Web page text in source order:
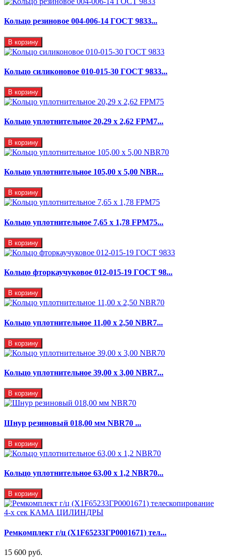
Кольцо резиновое 004-006-14 ГОСТ 9833...
В корзину
Кольцо силиконовое 010-015-30 ГОСТ 9833...
В корзину
Кольцо уплотнительное 20,29 x 2,62 FPM7...
В корзину
Кольцо уплотнительное 105,00 х 5,00 NBR...
В корзину
Кольцо уплотнительное 7,65 x 1,78 FPM75...
В корзину
Кольцо фторкаучуковое 012-015-19 ГОСТ 98...
В корзину
Кольцо уплотнительное 11,00 х 2,50 NBR7...
В корзину
Кольцо уплотнительное 39,00 х 3,00 NBR7...
В корзину
Шнур резиновый 018,00 мм NBR70 ...
В корзину
Кольцо уплотнительное 63,00 х 1,2 NBR70...
В корзину
Ремкомплект г/ц (X1F65233ГР0001671) тел...
15 600 руб.